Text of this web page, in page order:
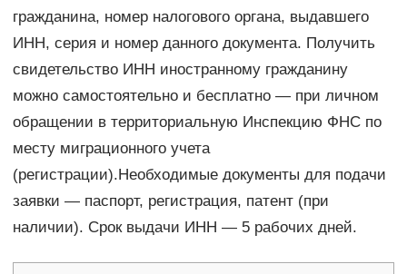
гражданина, номер налогового органа, выдавшего
ИНН, серия и номер данного документа. Получить
свидетельство ИНН иностранному гражданину
можно самостоятельно и бесплатно — при личном
обращении в территориальную Инспекцию ФНС по
месту миграционного учета
(регистрации).Необходимые документы для подачи
заявки — паспорт, регистрация, патент (при
наличии). Срок выдачи ИНН — 5 рабочих дней.